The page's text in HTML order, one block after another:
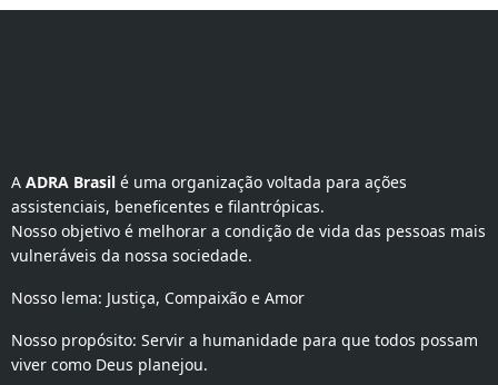
A ADRA Brasil é uma organização voltada para ações
assistenciais, beneficentes e filantrópicas.
Nosso objetivo é melhorar a condição de vida das pessoas mais
vulneráveis da nossa sociedade.
Nosso lema: Justiça, Compaixão e Amor
Nosso propósito: Servir a humanidade para que todos possam
viver como Deus planejou.